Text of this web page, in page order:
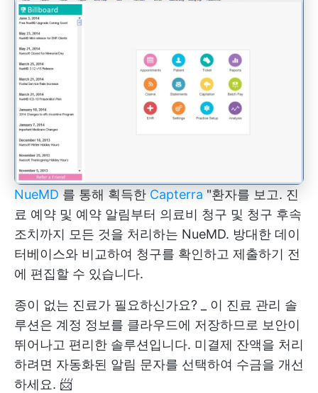
NueMD 를 통해 획득한 Capterra "환자를 보고. 진
료 예약 및 예약 알림부터 의료비 청구 및 청구 후속
조치까지 모든 것을 처리하는 NueMD. 방대한 데이
터베이스와 비교하여 청구를 확인하고 제출하기 전
에 편집할 수 있습니다.
종이 없는 진료가 필요하신가요? _ 이 진료 관리 솔
루션은 계정 정보를 클라우드에 저장하므로 보안이
뛰어나고 편리한 솔루션입니다. 미결제 잔액을 처리
하려면 자동화된 알림 문자를 선택하여 수금을 개선
하세요. 📨